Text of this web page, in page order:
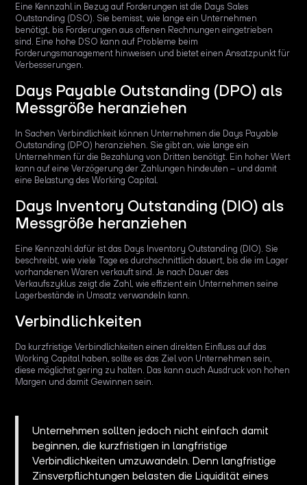
Eine Kennzahl in Bezug auf Forderungen ist die Days Sales
Outstanding (DSO). Sie bemisst, wie lange ein Unternehmen
benötigt, bis Forderungen aus offenen Rechnungen eingetrieben
sind. Eine hohe DSO kann auf Probleme beim
Forderungsmanagement hinweisen und bietet einen Ansatzpunkt für
Verbesserungen.
Days Payable Outstanding (DPO) als
Messgröße heranziehen
In Sachen Verbindlichkeit können Unternehmen die Days Payable
Outstanding (DPO) heranziehen. Sie gibt an, wie lange ein
Unternehmen für die Bezahlung von Dritten benötigt. Ein hoher Wert
kann auf eine Verzögerung der Zahlungen hindeuten – und damit
eine Belastung des Working Capital.
Days Inventory Outstanding (DIO) als
Messgröße heranziehen
Eine Kennzahl dafür ist das Days Inventory Outstanding (DIO). Sie
beschreibt, wie viele Tage es durchschnittlich dauert, bis die im Lager
vorhandenen Waren verkauft sind. Je nach Dauer des
Verkaufszyklus zeigt die Zahl, wie effizient ein Unternehmen seine
Lagerbestände in Umsatz verwandeln kann.
Verbindlichkeiten
Da kurzfristige Verbindlichkeiten einen direkten Einfluss auf das
Working Capital haben, sollte es das Ziel von Unternehmen sein,
diese möglichst gering zu halten. Das kann auch Ausdruck von hohen
Margen und damit Gewinnen sein.
Unternehmen sollten jedoch nicht einfach damit
beginnen, die kurzfristigen in langfristige
Verbindlichkeiten umzuwandeln. Denn langfristige
Zinsverpflichtungen belasten die Liquidität eines